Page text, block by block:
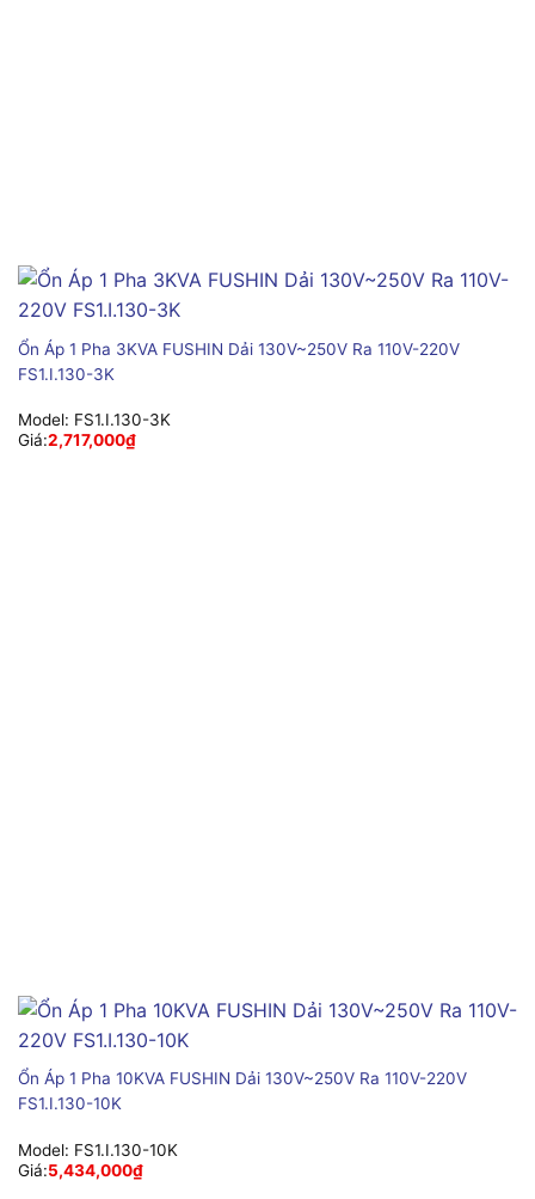
Ổn Áp 1 Pha 3KVA FUSHIN Dải 130V~250V Ra 110V-220V
FS1.I.130-3K
Model: FS1.I.130-3K
Giá:2,717,000₫
Ổn Áp 1 Pha 10KVA FUSHIN Dải 130V~250V Ra 110V-220V
FS1.I.130-10K
Model: FS1.I.130-10K
Giá:5,434,000₫